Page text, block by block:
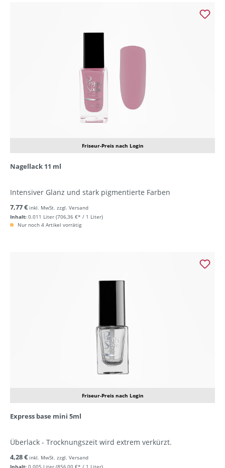
Friseur-Preis nach Login
Nagellack 11 ml
Intensiver Glanz und stark pigmentierte Farben
Inhalt: 0.011 Liter (706,36 €* / 1 Liter)
7,77 € inkl. MwSt. zzgl. Versand
Nur noch 4 Artikel vorrätig
Friseur-Preis nach Login
Express base mini 5ml
Überlack - Trocknungszeit wird extrem verkürzt.
Inhalt: 0.005 Liter (856,00 €* / 1 Liter)
4,28 € inkl. MwSt. zzgl. Versand